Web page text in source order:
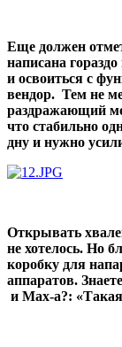
Еще должен
написана
и освоиться с
вендор. Тем не
раздражающий
что стабильно
дну и нужно
Открывать
не хотелось. Но
коробку для
аппаратов.
и Мах-а?: «Такая